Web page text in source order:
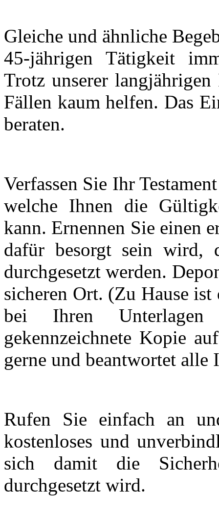
Gleiche und ähnliche
45-jährigen Tätigkeit
Trotz unserer
Fällen kaum helfen. Das
beraten.
Verfassen Sie Ihr
welche Ihnen die
kann. Ernennen Sie einen
dafür besorgt sein wird,
durchgesetzt werden.
sicheren Ort. (Zu Hause
bei Ihren
gekennzeichnete Kopie
gerne und beantwortet alle
Rufen Sie einfach an
kostenloses und
sich damit die
durchgesetzt wird.